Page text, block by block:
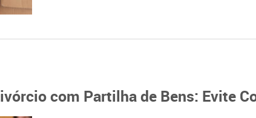
com Partilha de Bens: Evite